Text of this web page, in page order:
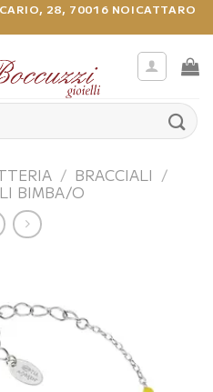
28, 70016 NOICATTARO
/ BRACCIALI /
BIMBA/O